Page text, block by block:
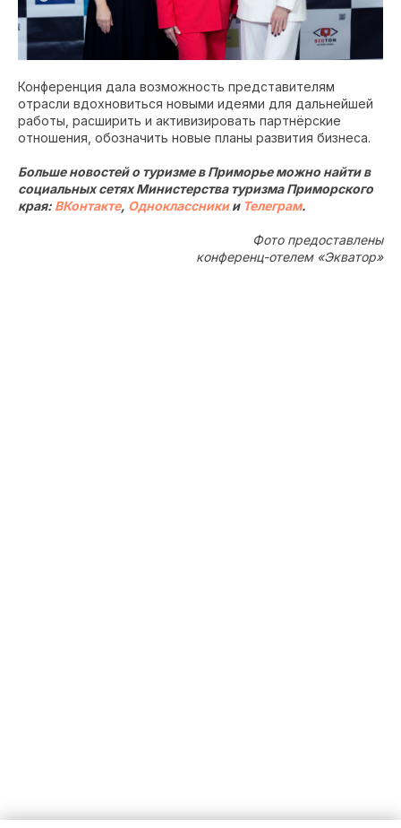
Конференция дала возможность представителям
отрасли вдохновиться новыми идеями для дальнейшей
работы, расширить и активизировать партнёрские
отношения, обозначить новые планы развития бизнеса.
Больше новостей о туризме в Приморье можно найти в
социальных сетях Министерства туризма Приморского
края: ВКонтакте, Одноклассникии Телеграм.
Фото предоставлены
конференц-отелем «Экватор»